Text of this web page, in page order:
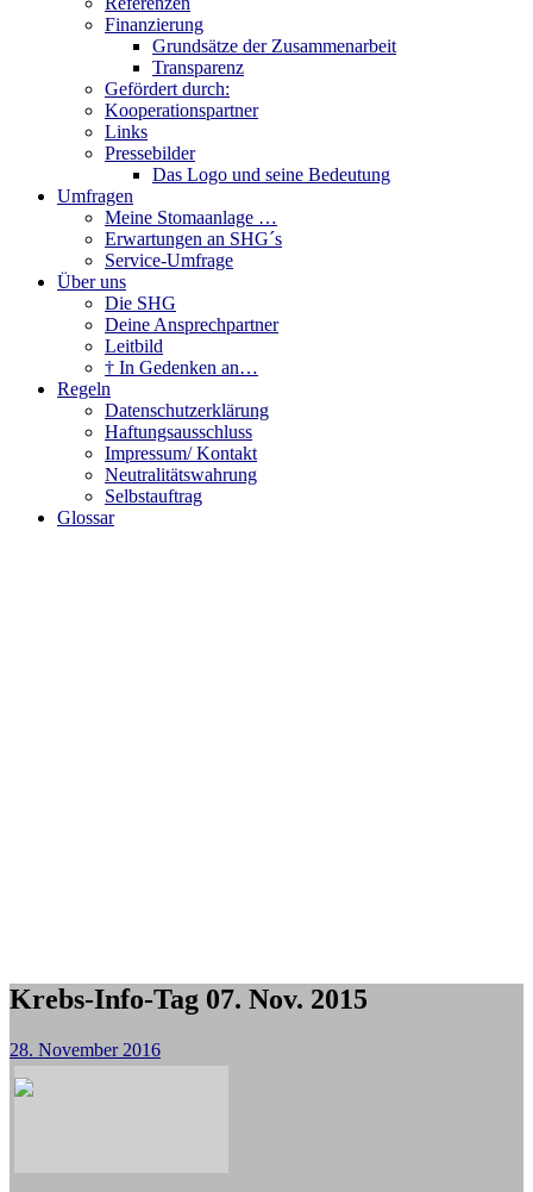
Finanzierung
Grundsätze der Zusammenarbeit
Transparenz
Gefördert durch:
Kooperationspartner
Links
Pressebilder
Das Logo und seine Bedeutung
Umfragen
Meine Stomaanlage …
Erwartungen an SHG´s
Service-Umfrage
Über uns
Die SHG
Deine Ansprechpartner
Leitbild
† In Gedenken an…
Regeln
Datenschutzerklärung
Haftungsausschluss
Impressum/ Kontakt
Neutralitätswahrung
Selbstauftrag
Glossar
Krebs-Info-Tag 07. Nov. 2015
28. November 2016